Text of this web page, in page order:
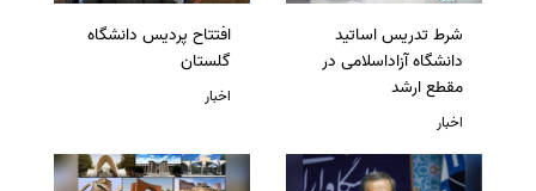
شرط تدریس اساتید
دانشگاه آزاداسلامی در
مقطع ارشد
اخبار
افتتاح پردیس دانشگاه
گلستان
اخبار